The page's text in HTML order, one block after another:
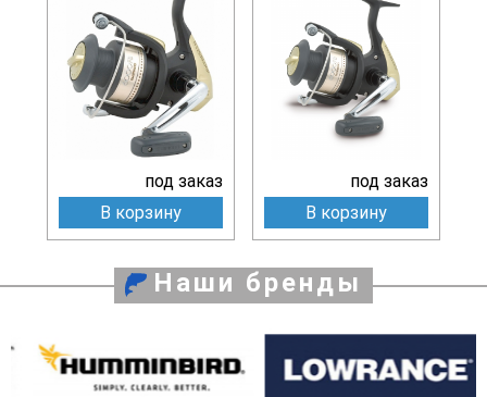
под заказ
В корзину
под заказ
В корзину
Наши бренды